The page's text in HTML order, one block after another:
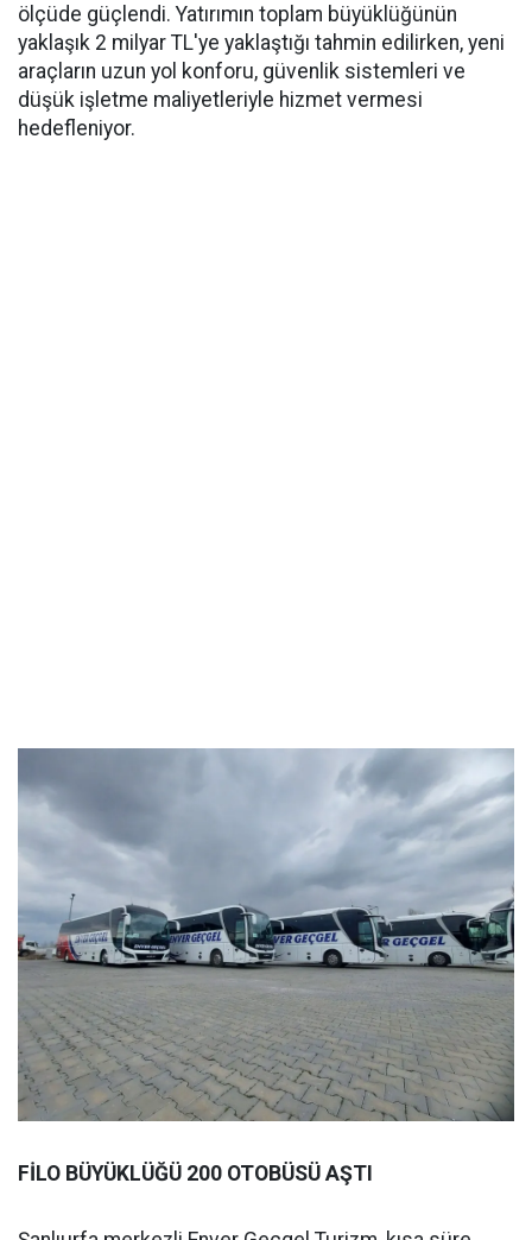
ölçüde güçlendi. Yatırımın toplam büyüklüğünün
yaklaşık 2 milyar TL'ye yaklaştığı tahmin edilirken, yeni
araçların uzun yol konforu, güvenlik sistemleri ve
düşük işletme maliyetleriyle hizmet vermesi
hedefleniyor.
FİLO BÜYÜKLÜĞÜ 200 OTOBÜSÜ AŞTI